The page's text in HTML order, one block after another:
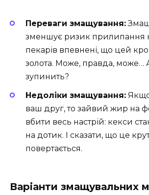
Переваги змащування:
зменшує ризик прилипання
пекарів впевнені, що цей
золота. Може, правда, може…
зупинить?
Недоліки змащування:
ваш друг, то зайвий жир на
вбити весь настрій: кекси
на дотик. І сказати, що це
повертається.
Варіанти змащувальних